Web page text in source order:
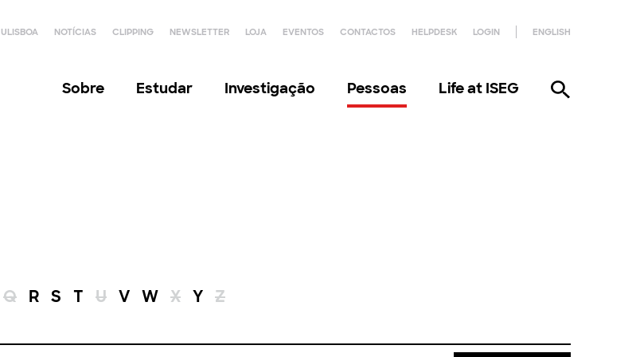
ULISBOA NOTÍCIAS CLIPPING NEWSLETTER LOJA EVENTOS CONTACTOS HELPDESK LOGIN ENGLISH
Sobre Estudar Investigação Pessoas Life at ISEG
Q R S T U V W X Y Z